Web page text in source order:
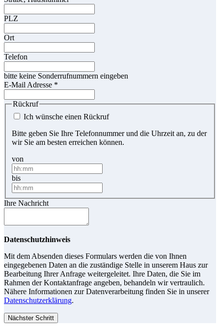
PLZ
Ort
Telefon
bitte keine Sonderrufnummern eingeben
E-Mail Adresse *
Rückruf
Ich wünsche einen Rückruf
Bitte geben Sie Ihre Telefonnummer und die Uhrzeit an, zu der
wir Sie am besten erreichen können.
von
bis
Ihre Nachricht
Datenschutzhinweis
Mit dem Absenden dieses Formulars werden die von Ihnen
eingegebenen Daten an die zuständige Stelle in unserem Haus zur
Bearbeitung Ihrer Anfrage weitergeleitet. Ihre Daten, die Sie im
Rahmen der Kontaktanfrage angeben, behandeln wir vertraulich.
Nähere Informationen zur Datenverarbeitung finden Sie in unserer
Datenschutzerklärung.
Nächster Schritt